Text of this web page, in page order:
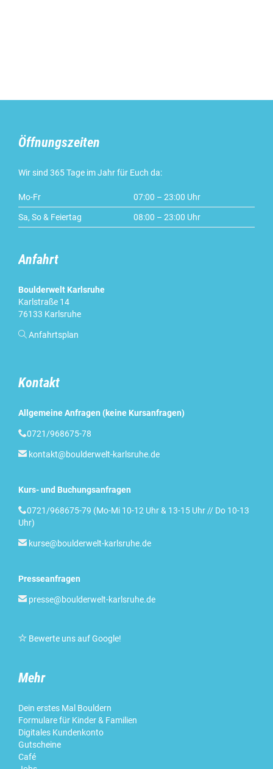
Öffnungszeiten
Wir sind 365 Tage im Jahr für Euch da:
Mo-Fr 07:00 – 23:00 Uhr
Sa, So & Feiertag 08:00 – 23:00 Uhr
Anfahrt
Boulderwelt Karlsruhe
Karlstraße 14
76133 Karlsruhe
 Anfahrtsplan
Kontakt
Allgemeine Anfragen (keine Kursanfragen)
0721/968675-78
 kontakt@boulderwelt-karlsruhe.de
Kurs- und Buchungsanfragen
0721/968675-79 (Mo-Mi 10-12 Uhr & 13-15 Uhr // Do 10-13
Uhr)
 kurse@boulderwelt-karlsruhe.de
Presseanfragen
 presse@boulderwelt-karlsruhe.de
 Bewerte uns auf Google!
Mehr
Dein erstes Mal Bouldern
Formulare für Kinder & Familien
Digitales Kundenkonto
Gutscheine
Café